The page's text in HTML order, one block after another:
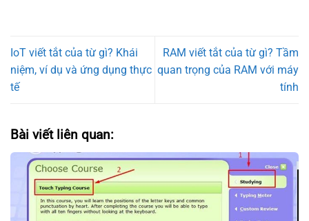
IoT viết tắt của từ gì? Khái
niệm, ví dụ và ứng dụng thực
tế
RAM viết tắt của từ gì? Tầm
quan trọng của RAM với máy
tính
Bài viết liên quan: